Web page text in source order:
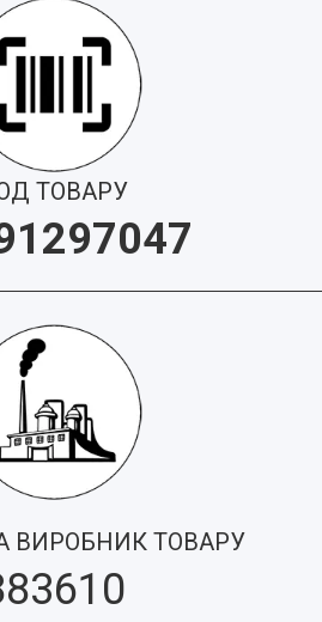
ТОВАРУ
ВИРОБНИК ТОВАРУ